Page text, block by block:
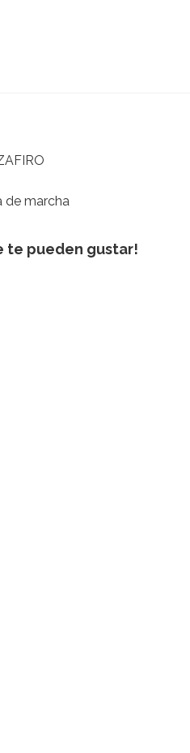
de marcha
te pueden gustar!